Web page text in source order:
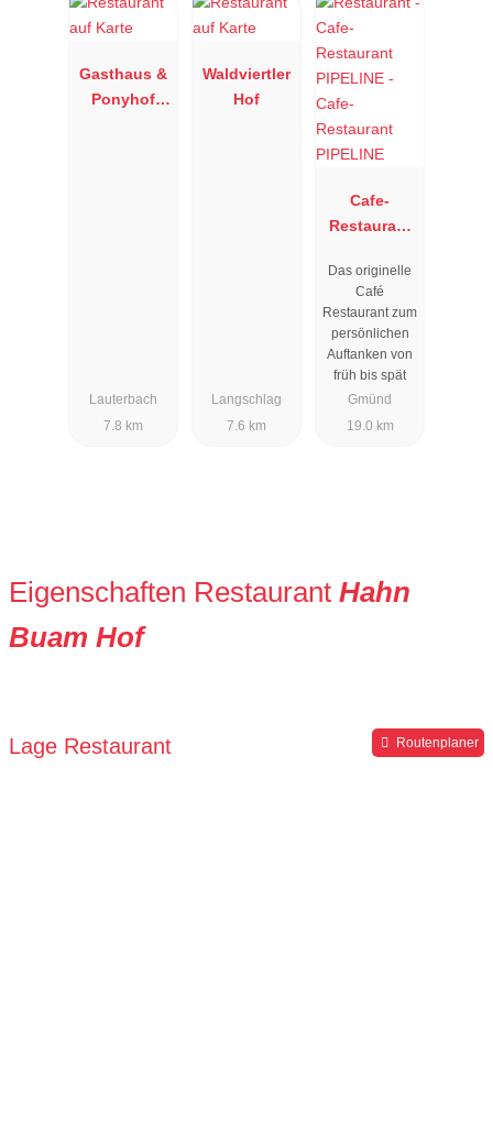
Gasthaus &
Ponyhof
Lauterbach
7.8 km
Waldviertler
Hof
Langschlag
7.6 km
Cafe-
Restaurant
Das originelle
Café
Restaurant zum
persönlichen
Auftanken von
früh bis spät
Gmünd
19.0 km
Eigenschaften Restaurant Hahn
Buam Hof
Lage Restaurant Routenplaner